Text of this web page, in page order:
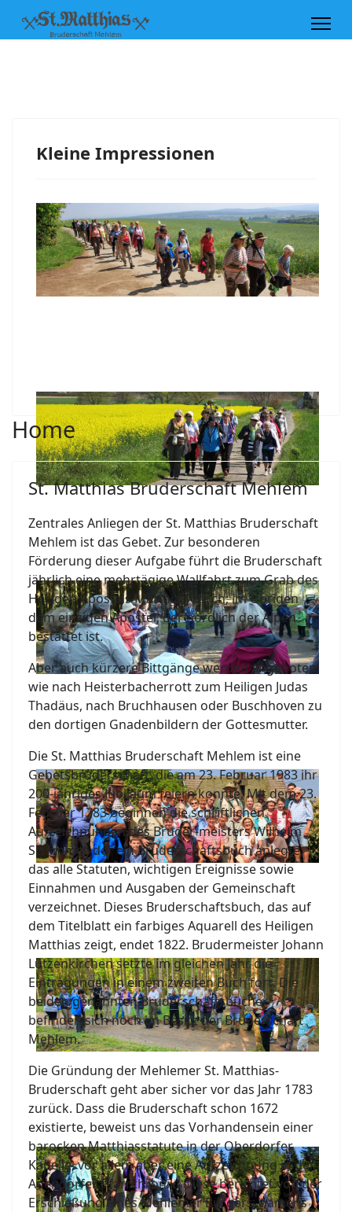
Kleine Impressionen
Home
St. Matthias Bruderschaft Mehlem
Zentrales Anliegen der St. Matthias Bruderschaft
Mehlem ist das Gebet. Zur besonderen
Förderung dieser Aufgabe führt die Bruderschaft
jährlich eine mehrtägige Wallfahrt zum Grab des
Heiligen Apostels Matthias durch; im Übrigen
dem einzigen Apostel, der nördlich der Alpen
bestattet ist.
Aber auch kürzere Bittgänge werden angeboten,
wie nach Heisterbacherrott zum Heiligen Judas
Thadäus, nach Bruchhausen oder Buschhoven zu
den dortigen Gnadenbildern der Gottesmutter.
Die St. Matthias Bruderschaft Mehlem ist eine
Gebetsbruderschaft, die am 23. Februar 1983 ihr
200-jähriges Jubiläum feiern konnte. Mit dem 23.
Februar 1783 beginnen die schriftlichen
Aufzeichnungen des Bruder-meisters Wilhelm
Schimmel, der ein Bruderschaftsbuch anlegte,
das alle Statuten, wichtigen Ereignisse sowie
Einnahmen und Ausgaben der Gemeinschaft
verzeichnet. Dieses Bruderschaftsbuch, das auf
dem Titelblatt ein farbiges Aquarell des Heiligen
Matthias zeigt, endet 1822. Brudermeister Johann
Lützenkirchen setzte im gleichen Jahr die
Eintragungen in einem zweiten Buch fort. Die
beiden genannten Bruderschaftsbücher
befinden sich noch im Besitz der Bruderschaft
Mehlem.
Die Gründung der Mehlemer St. Matthias-
Bruderschaft geht aber sicher vor das Jahr 1783
zurück. Dass die Bruderschaft schon 1672
existierte, beweist uns das Vorhandensein einer
barocken Matthiasstatute in der Oberdorfer
Kapelle, vor allem aber eine Aufzeichnung in der
Adendorfer Pfarrchronik. Diese berichtet von der
Erschießung eines Mehlemer Bürgers, namens